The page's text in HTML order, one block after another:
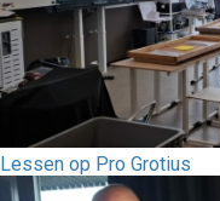
Lessen op Pro Grotius